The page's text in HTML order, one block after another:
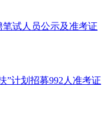
试人员公示及准考证
”计划招募992人准考证